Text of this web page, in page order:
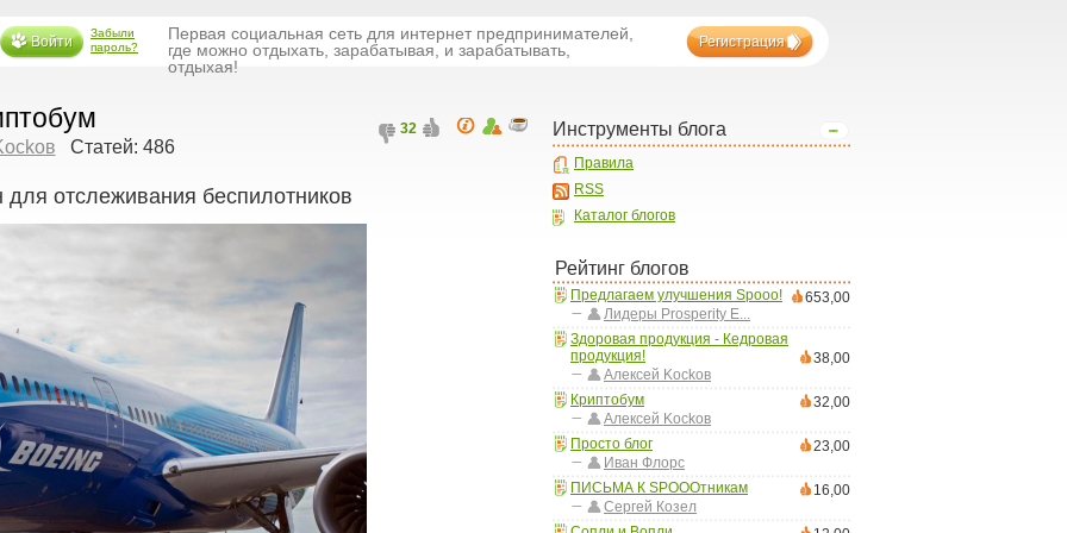
Войти
Забыли
пароль?
Первая социальная сеть для интернет предпринимателей,
где можно отдыхать, зарабатывая, и зарабатывать,
отдыхая!
Регистрация
Инструменты блога
Правила
RSS
Каталог блогов
Рейтинг блогов
Предлагаем улучшения Spooo!
653,00
Лидеры Prosperity E...
Здоровая продукция - Кедровая
продукция!
38,00
Aлексей Kockoв
Криптобум
32,00
Aлексей Kockoв
Просто блог
23,00
Иван Флорс
ПИСЬМА К SPOOOтникам
16,00
Сергей Козел
32
Статей: 486
для отслеживания беспилотников